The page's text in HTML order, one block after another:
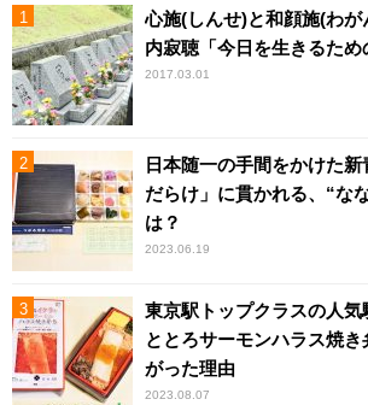
心施(しんせ)と和顔施(わ
内寂聴「今日を生きるため
2017.03.01
日本随一の手間をかけた
だらけ」に貫かれる、“な
は？
2023.06.19
東京駅トップクラスの人
ととろサーモンハラス焼
がった理由
2023.08.07